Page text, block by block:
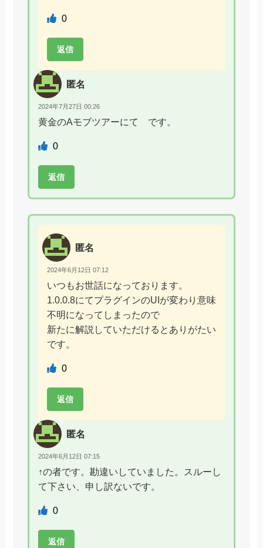
0
返信
匿名
2024年7月27日 00:26
黄金のAモブツアーにて です。
0
返信
匿名
2024年6月12日 07:12
いつもお世話になっております。
1.0.0.8にてプラグインのUIが変わり意味
不明になってしまったので
新たに解説していただけるとありがたい
です。
0
返信
匿名
2024年6月12日 07:15
↑の者です。勘違いしていました。スルーし
て下さい、申し訳ないです。
0
返信